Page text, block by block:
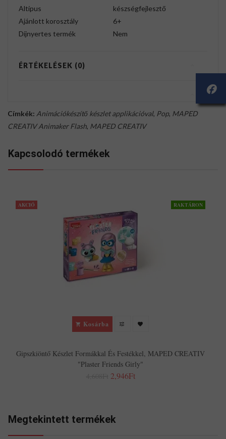
Altípus
készségfejlesztő
Ajánlott korosztály
6+
Díjnyertes termék
Nem
ÉRTÉKELÉSEK (0)
Címkék: Animációkészítő készlet applikációval, Pop, MAPED
CREATIV Animaker Flash, MAPED CREATIV
Kapcsolodó termékek
AKCIÓ RAKTÁRON
Kosárba
Gipszkiöntő Készlet Formákkal És Festékkel, MAPED CREATIV
"Plaster Friends Girly"
2,946Ft
Megtekintett termékek